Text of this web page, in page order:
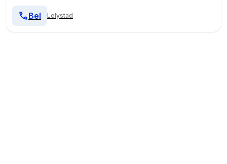
Lelystad
Bel